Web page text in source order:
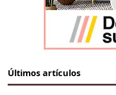
Últimos artículos